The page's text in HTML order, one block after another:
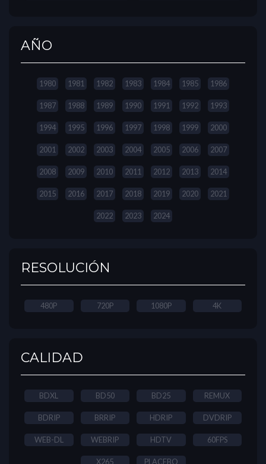
AÑO
1980 1981 1982 1983 1984 1985 1986
1987 1988 1989 1990 1991 1992 1993
1994 1995 1996 1997 1998 1999 2000
2001 2002 2003 2004 2005 2006 2007
2008 2009 2010 2011 2012 2013 2014
2015 2016 2017 2018 2019 2020 2021
2022 2023 2024
RESOLUCIÓN
480P 720P 1080P 4K
CALIDAD
BDXL BD50 BD25 REMUX
BDRIP BRRIP HDRIP DVDRIP
WEB-DL WEBRIP HDTV 60FPS
X265 PLACEBO